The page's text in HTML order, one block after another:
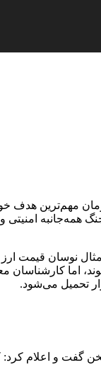
مهم‌ترین هدف
امنیتی و
نوسان قیمت
اما
تحمیل می‌شود.